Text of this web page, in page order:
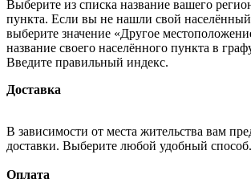
Выберите из списка название вашего
пункта. Если вы не нашли свой
выберите значение «Другое
название своего населённого пункта в
Введите правильный индекс.
Доставка
В зависимости от места жительства вам
доставки. Выберите любой удобный способ.
Оплата